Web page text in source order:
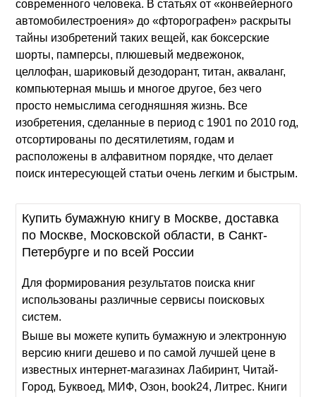
современного человека. В статьях от «конвейерного
автомобилестроения» до «фторографен» раскрыты
тайны изобретений таких вещей, как боксерские
шорты, памперсы, плюшевый медвежонок,
целлофан, шариковый дезодорант, титан, акваланг,
компьютерная мышь и многое другое, без чего
просто немыслима сегодняшняя жизнь. Все
изобретения, сделанные в период с 1901 по 2010 год,
отсортированы по десятилетиям, годам и
расположены в алфавитном порядке, что делает
поиск интересующей статьи очень легким и быстрым.
Купить бумажную книгу в Москве, доставка
по Москве, Московской области, в Санкт-
Петербурге и по всей России
Для формирования результатов поиска книг
использованы различные сервисы поисковых
систем.
Выше вы можете купить бумажную и электронную
версию книги дешево и по самой лучшей цене в
известных интернет-магазинах Лабиринт, Читай-
Город, Буквоед, МИФ, Озон, book24, Литрес. Книги